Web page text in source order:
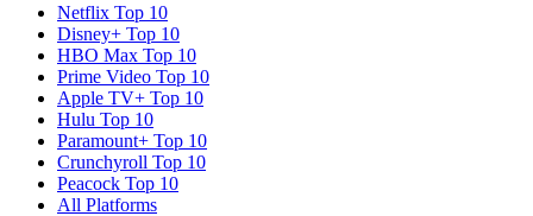
Netflix Top 10
Disney+ Top 10
HBO Max Top 10
Prime Video Top 10
Apple TV+ Top 10
Hulu Top 10
Paramount+ Top 10
Crunchyroll Top 10
Peacock Top 10
All Platforms